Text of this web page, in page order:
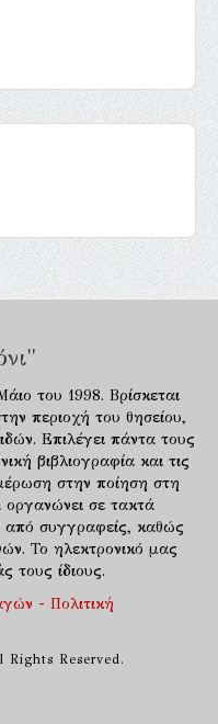
του 1998. Βρίσκεται
περιοχή του θησείου,
Επιλέγει πάντα τους
βιβλιογραφία και τις
στην ποίηση στη
οργανώνει σε τακτά
από συγγραφείς, καθώς
Το ηλεκτρονικό μας
τους ίδιους.
- Πολιτική
Reserved.